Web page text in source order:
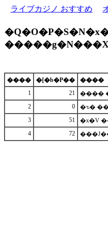
ライブカジノ おすすめ
���� �[�b�P�� ����
1
21 ����
2
0 �ԏ�
3
51 �x�V
4
72